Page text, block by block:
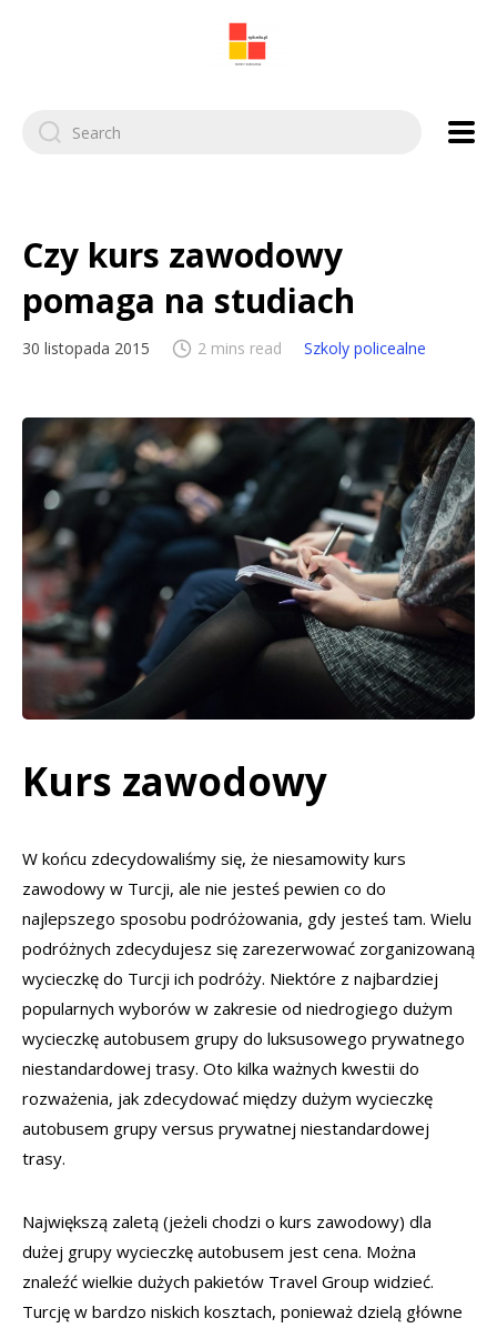
Search
for:
Czy kurs zawodowy
pomaga na studiach
30 listopada 2015 2 mins read Szkoly policealne
Kurs zawodowy
W końcu zdecydowaliśmy się, że niesamowity kurs
zawodowy w Turcji, ale nie jesteś pewien co do
najlepszego sposobu podróżowania, gdy jesteś tam. Wielu
podróżnych zdecydujesz się zarezerwować zorganizowaną
wycieczkę do Turcji ich podróży. Niektóre z najbardziej
popularnych wyborów w zakresie od niedrogiego dużym
wycieczkę autobusem grupy do luksusowego prywatnego
niestandardowej trasy. Oto kilka ważnych kwestii do
rozważenia, jak zdecydować między dużym wycieczkę
autobusem grupy versus prywatnej niestandardowej
trasy.
Największą zaletą (jeżeli chodzi o kurs zawodowy) dla
dużej grupy wycieczkę autobusem jest cena. Można
znaleźć wielkie dużych pakietów Travel Group widzieć.
Turcję w bardzo niskich kosztach, ponieważ dzielą główne